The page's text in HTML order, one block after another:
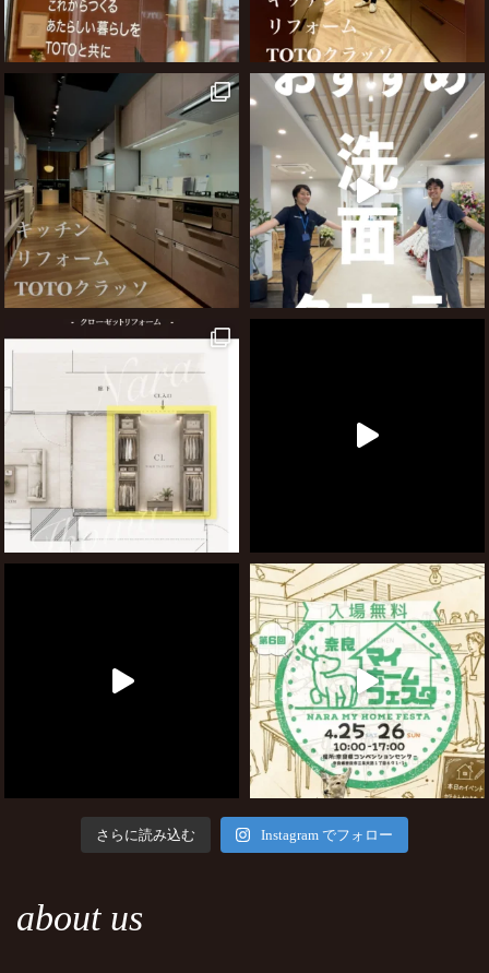
さらに読み込む Instagram でフォロー
about us